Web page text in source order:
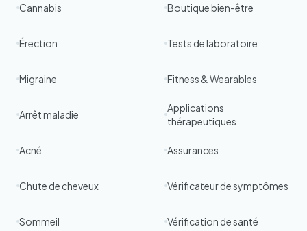
Cannabis
Érection
Migraine
Arrêt maladie
Acné
Chute de cheveux
Sommeil
Boutique bien-être
Tests de laboratoire
Fitness & Wearables
Applications
thérapeutiques
Assurances
Vérificateur de symptômes
Vérification de santé